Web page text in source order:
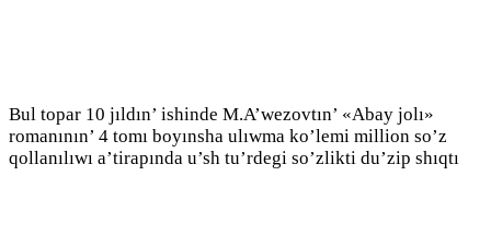
Bul topar 10 jıldın’ ishinde M.A’wezovtın’ «Abay jolı»
romanının’ 4 tomı boyınsha ulıwma ko’lemi million so’z
qollanılıwı a’tirapında u’sh tu’rdegi so’zlikti du’zip shıqtı